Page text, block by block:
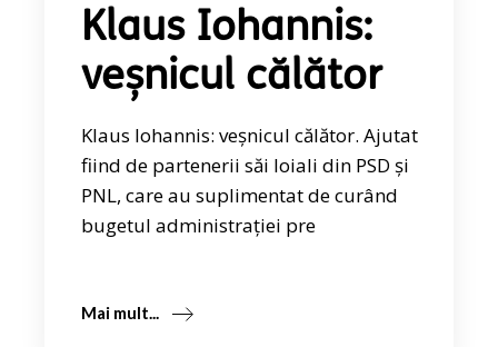
Klaus Iohannis:
veșnicul călător
Klaus Iohannis: veșnicul călător. Ajutat
fiind de partenerii săi loiali din PSD și
PNL, care au suplimentat de curând
bugetul administrației pre
Mai mult...